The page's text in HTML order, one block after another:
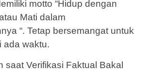
motto “Hidup dengan
Mati dalam
“. Tetap bersemangat untuk
ada waktu.
saat Verifikasi Faktual Bakal